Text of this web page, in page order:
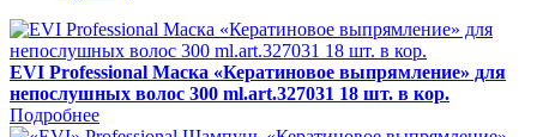
EVI Professional Маска «Кератиновое выпрямление» для
непослушных волос 300 ml.art.327031 18 шт. в кор.
Подробнее